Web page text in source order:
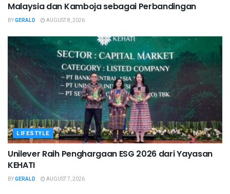
Malaysia dan Kamboja sebagai Perbandingan
BYGERALD AUGUST 8, 2026
LIFESTYLE
Unilever Raih Penghargaan ESG 2026 dari Yayasan
KEHATI
BYGERALD AUGUST 7, 2026